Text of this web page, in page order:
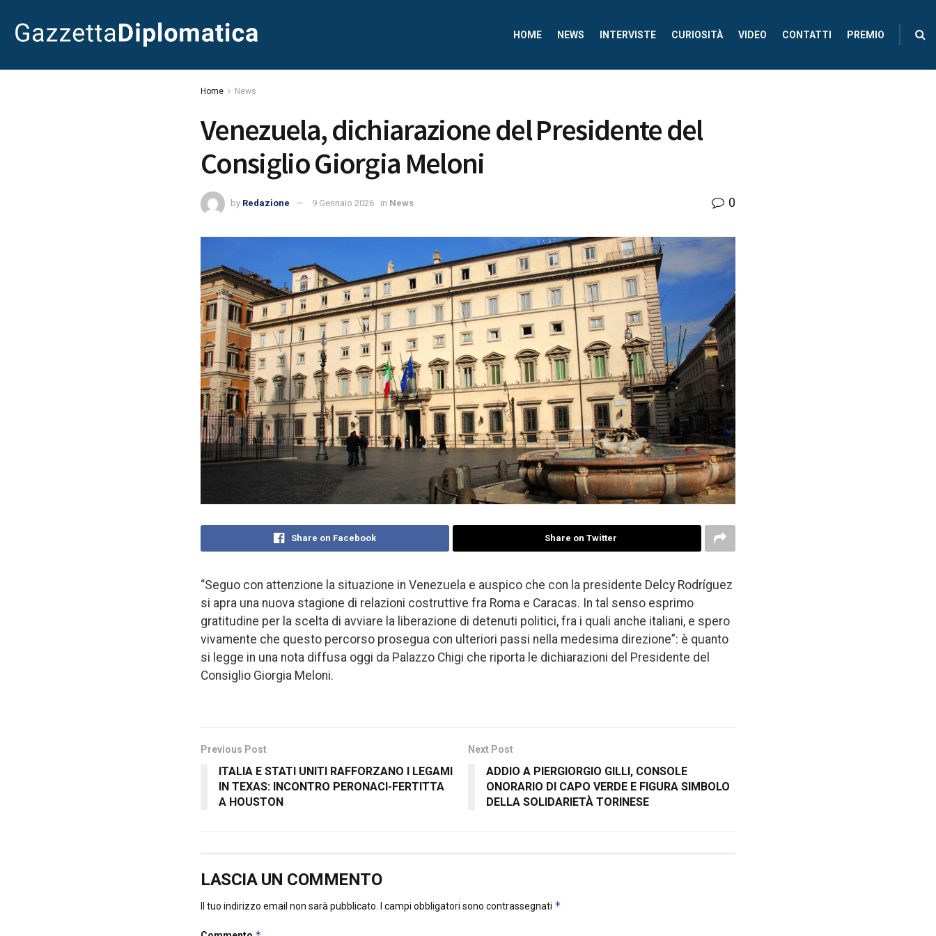
HOME NEWS INTERVISTE CURIOSITÀ VIDEO CONTATTI PREMIO
Home News
Venezuela, dichiarazione del Presidente del
Consiglio Giorgia Meloni
by Redazione 9 Gennaio 2026 in News 0
Share on Facebook Share on Twitter
“Seguo con attenzione la situazione in Venezuela e auspico che con la presidente Delcy Rodríguez
si apra una nuova stagione di relazioni costruttive fra Roma e Caracas. In tal senso esprimo
gratitudine per la scelta di avviare la liberazione di detenuti politici, fra i quali anche italiani, e spero
vivamente che questo percorso prosegua con ulteriori passi nella medesima direzione”: è quanto
si legge in una nota diffusa oggi da Palazzo Chigi che riporta le dichiarazioni del Presidente del
Consiglio Giorgia Meloni.
Previous Post
ITALIA E STATI UNITI RAFFORZANO I LEGAMI
IN TEXAS: INCONTRO PERONACI-FERTITTA
A HOUSTON
Next Post
ADDIO A PIERGIORGIO GILLI, CONSOLE
ONORARIO DI CAPO VERDE E FIGURA SIMBOLO
DELLA SOLIDARIETÀ TORINESE
LASCIA UN COMMENTO
Il tuo indirizzo email non sarà pubblicato. I campi obbligatori sono contrassegnati *